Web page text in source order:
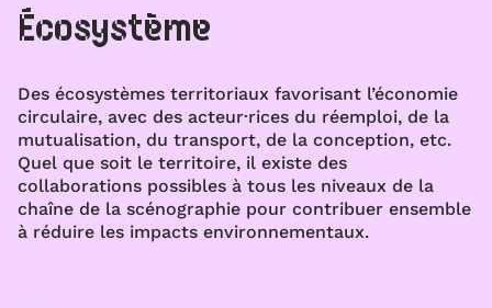
Écosystème
Des écosystèmes territoriaux favorisant l’économie
circulaire, avec des acteur·rices du réemploi, de la
mutualisation, du transport, de la conception, etc.
Quel que soit le territoire, il existe des
collaborations possibles à tous les niveaux de la
chaîne de la scénographie pour contribuer ensemble
à réduire les impacts environnementaux.